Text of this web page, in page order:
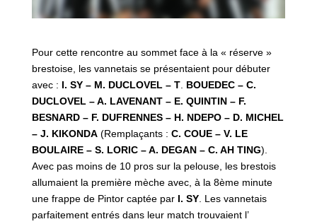
Pour cette rencontre au sommet face à la « réserve »
brestoise, les vannetais se présentaient pour débuter
avec : I. SY – M. DUCLOVEL – T. BOUEDEC – C.
DUCLOVEL – A. LAVENANT – E. QUINTIN – F.
BESNARD – F. DUFRENNES – H. NDEPO – D. MICHEL
– J. KIKONDA(Remplaçants : C. COUE – V. LE
BOULAIRE – S. LORIC – A. DEGAN – C. AH TING).
Avec pas moins de 10 pros sur la pelouse, les brestois
allumaient la première mèche avec, à la 8ème minute
une frappe de Pintor captée par I. SY. Les vannetais
parfaitement entrés dans leur match trouvaient l’